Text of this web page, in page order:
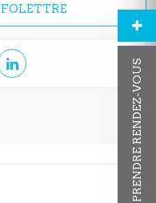
PRENDRE RENDEZ-VOUS